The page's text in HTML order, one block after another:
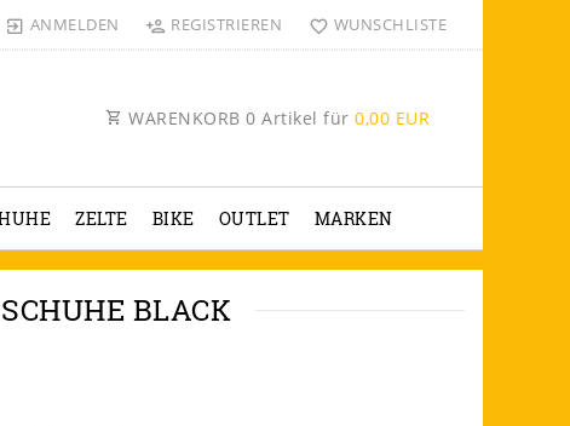
ANMELDEN REGISTRIEREN WUNSCHLISTE
WARENKORB 0 Artikel für 0,00 EUR
ZELTE BIKE OUTLET MARKEN
BLACK